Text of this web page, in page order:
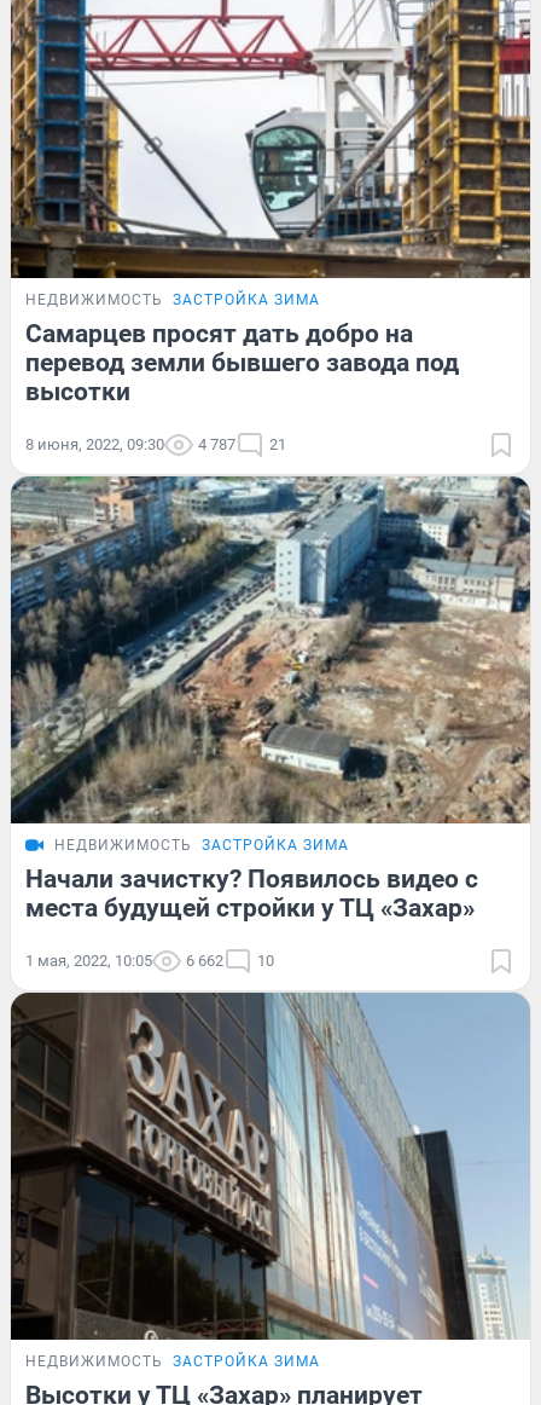
НЕДВИЖИМОСТЬ ЗАСТРОЙКА ЗИМА
Самарцев просят дать добро на
перевод земли бывшего завода под
высотки
8 июня, 2022, 09:30 4 787 21
НЕДВИЖИМОСТЬ ЗАСТРОЙКА ЗИМА
Начали зачистку? Появилось видео с
места будущей стройки у ТЦ «Захар»
1 мая, 2022, 10:05 6 662 10
НЕДВИЖИМОСТЬ ЗАСТРОЙКА ЗИМА
Высотки у ТЦ «Захар» планирует